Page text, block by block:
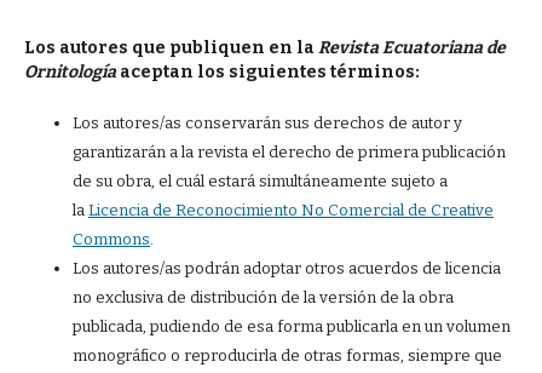
Los autores que publiquen en la Revista Ecuatoriana de
Ornitologíaaceptan los siguientes términos:
Los autores/as conservarán sus derechos de autor y
garantizarán a la revista el derecho de primera publicación
de su obra, el cuál estará simultáneamente sujeto a
la Licencia de Reconocimiento No Comercial de Creative
Commons
Los autores/as podrán adoptar otros acuerdos de licencia
no exclusiva de distribución de la versión de la obra
publicada, pudiendo de esa forma publicarla en un volumen
monográfico o reproducirla de otras formas, siempre que